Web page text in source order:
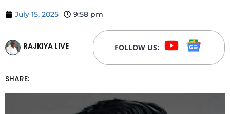
July 15, 2025 9:58 pm
RAJKIYA LIVE FOLLOW US:
SHARE: